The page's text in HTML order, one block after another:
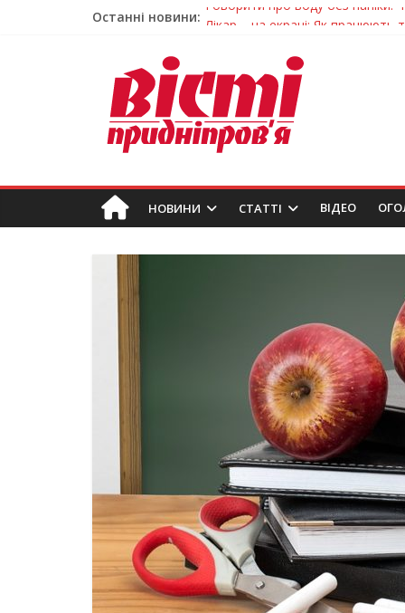
Останні новини: Лікар – на екрані: Як працюють
Пошуки тривають: на
Ветерани Дніпропетровщини
Говорити про воду без паніки:
НОВИНИ СТАТТІ ВIДЕО